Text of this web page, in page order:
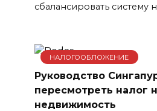
сбалансировать систему
НАЛОГООБЛОЖЕНИЕ
Руководство
пересмотреть налог
недвижимость